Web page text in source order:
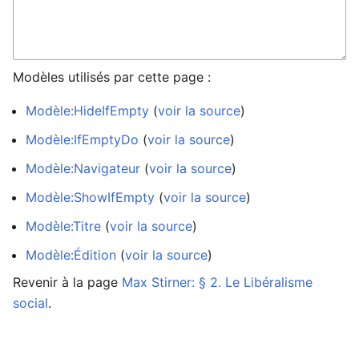
Modèles utilisés par cette page :
Modèle:HideIfEmpty (voir la source)
Modèle:IfEmptyDo (voir la source)
Modèle:Navigateur (voir la source)
Modèle:ShowIfEmpty (voir la source)
Modèle:Titre (voir la source)
Modèle:Édition (voir la source)
Revenir à la page Max Stirner: § 2. Le Libéralisme
social.